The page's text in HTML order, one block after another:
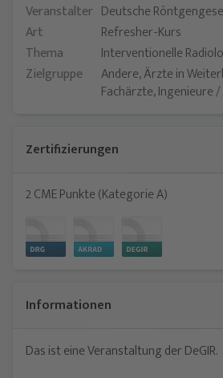
Veranstalter Deutsche
Art
Refresher-Kurs
Thema
Interventionelle
Zielgruppe
Andere, Ärzte in
Fachärzte, Ingenieure
Zertifizierungen
2 CME Punkte (Kategorie A)
Informationen
Das ist eine Veranstaltung der DeGIR.